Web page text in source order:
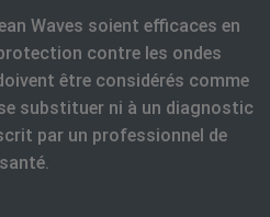
Waves soient efficaces en
contre les ondes
être considérés comme
substituer ni à un diagnostic
par un professionnel de
santé.